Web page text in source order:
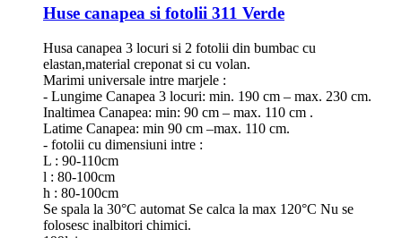
Huse canapea si fotolii 311 Verde
Husa canapea 3 locuri si 2 fotolii din bumbac cu
elastan,material creponat si cu volan.
Marimi universale intre marjele :
- Lungime Canapea 3 locuri: min. 190 cm – max. 230 cm.
Inaltimea Canapea: min: 90 cm – max. 110 cm .
Latime Canapea: min 90 cm –max. 110 cm.
- fotolii cu dimensiuni intre :
L : 90-110cm
l : 80-100cm
h : 80-100cm
Se spala la 30°C automat Se calca la max 120°C Nu se
folosesc inalbitori chimici.